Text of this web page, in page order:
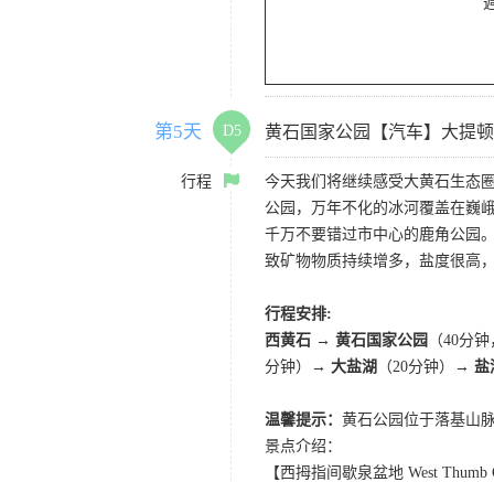
第5天 D5 黄石国家公园【汽车】大提
行程
今天我们将继续感受大黄石生态
公园，万年不化的冰河覆盖在巍
千万不要错过市中心的鹿角公园
致矿物物质持续增多，盐度很高
行程安排:
西黄石 → 黄石国家公园
（40分
分钟）→ 大盐湖 （20分钟）→ 盐
温馨提示： 黄石公园位于落基山
景点介绍：
【西拇指间歇泉盆地 West Thumb